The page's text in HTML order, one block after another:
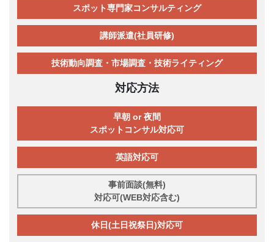
スポット専門家コンサルティング
講師派遣(社員研修)
技術動向調査・市場調査・技術ライティング
対応方法
早朝 or 夜間
スポットコンサル対応可
英語対応可
事前面談(無料)
対応可(WEB対応含む)
休日(土日祝祭日)対応可